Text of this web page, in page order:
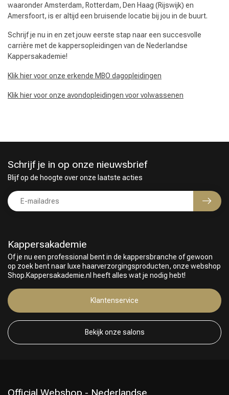
waaronder Amsterdam, Rotterdam, Den Haag (Rijswijk) en
Amersfoort, is er altijd een bruisende locatie bij jou in de buurt.
Schrijf je nu in en zet jouw eerste stap naar een succesvolle
carrière met de kappersopleidingen van de Nederlandse
Kappersakademie!
Klik hier voor onze erkende MBO dagopleidingen
Klik hier voor onze avondopleidingen voor volwassenen
Kappersakademie
Of je nu een professional bent in de kappersbranche of gewoon
op zoek bent naar luxe haarverzorgingsproducten, onze webshop
Shop.Kappersakademie.nl heeft alles wat je nodig hebt!
Klantenservice
Bekijk onze salons
Schrijf je in op onze nieuwsbrief
Blijf op de hoogte over onze laatste acties
Official Webshop - Nederlandse